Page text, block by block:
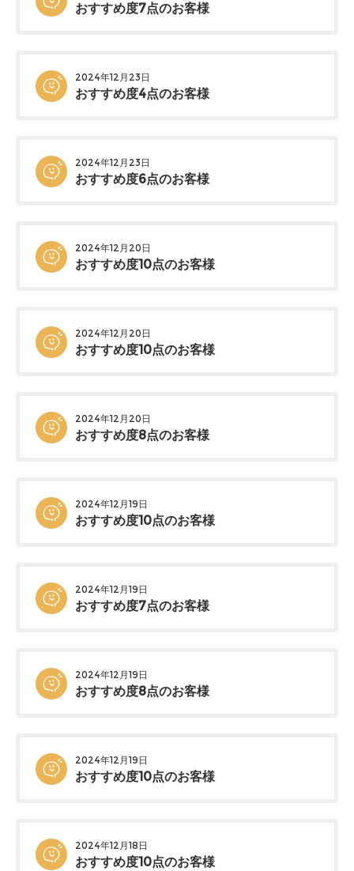
おすすめ度7点のお客様
2024年12月23日
おすすめ度4点のお客様
2024年12月23日
おすすめ度6点のお客様
2024年12月20日
おすすめ度10点のお客様
2024年12月20日
おすすめ度10点のお客様
2024年12月20日
おすすめ度8点のお客様
2024年12月19日
おすすめ度10点のお客様
2024年12月19日
おすすめ度7点のお客様
2024年12月19日
おすすめ度8点のお客様
2024年12月19日
おすすめ度10点のお客様
2024年12月18日
おすすめ度10点のお客様